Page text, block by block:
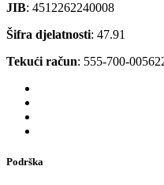
JIB: 4512262240008
Šifra djelatnosti: 47.91
Tekući račun: 555-700-
Podrška